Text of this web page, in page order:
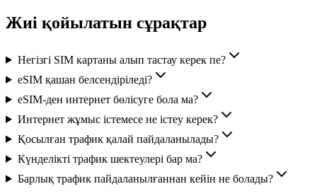
Жиі қойылатын сұрақтар
Негізгі SIM картаны алып тастау керек пе?
eSIM қашан белсендіріледі?
eSIM-ден интернет бөлісуге бола ма?
Интернет жұмыс істемесе не істеу керек?
Қосылған трафик қалай пайдаланылады?
Күнделікті трафик шектеулері бар ма?
Барлық трафик пайдаланылғаннан кейін не болады?